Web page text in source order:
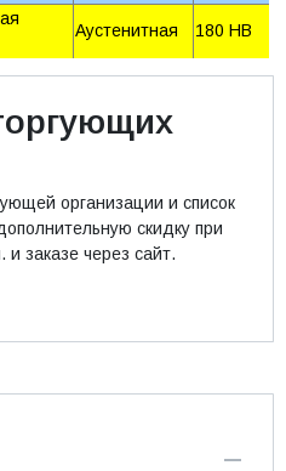
Аустенитная 180 HB
организации и список
скидку при
и заказе через сайт.